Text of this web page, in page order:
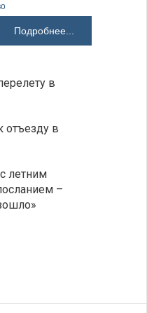
Подробнее...
в
отъезду в
летним
–